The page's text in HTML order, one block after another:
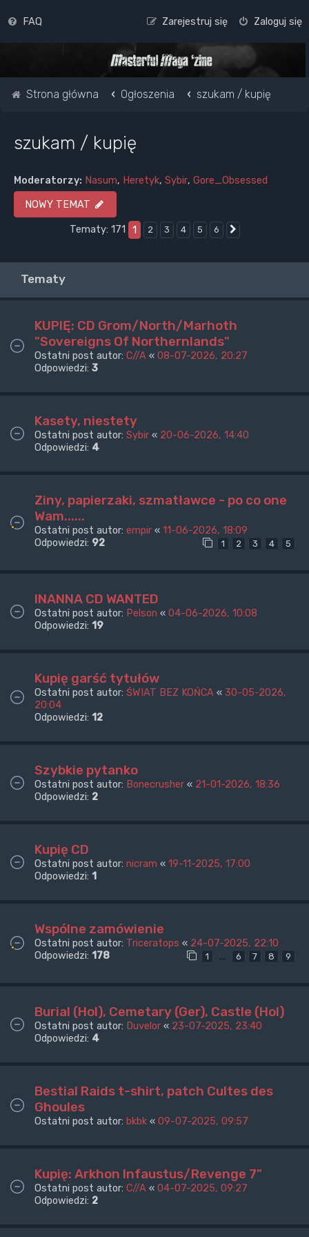
FAQ Zaloguj się
Zarejestruj się
Strona główna Ogłoszenia szukam / kupię
szukam / kupię
Moderatorzy: Nasum, Heretyk, Sybir, Gore_Obsessed
NOWY TEMAT
Tematy: 171
1 2 3 4 5 6
Tematy
KUPIĘ: CD Grom/North/Marhoth
"Sovereigns Of Northernlands"
Ostatni post autor: C//A « 08-07-2026, 20:27
Odpowiedzi: 3
Kasety, niestety
Ostatni post autor: Sybir « 20-06-2026, 14:40
Odpowiedzi: 4
Ziny, papierzaki, szmatławce - po co one
Wam......
Ostatni post autor: empir « 11-06-2026, 18:09
Odpowiedzi: 92 1 2 3 4 5
INANNA CD WANTED
Ostatni post autor: Pelson « 04-06-2026, 10:08
Odpowiedzi: 19
Kupię garść tytułów
Ostatni post autor: ŚWIAT BEZ KOŃCA « 30-05-2026,
20:04
Odpowiedzi: 12
Szybkie pytanko
Ostatni post autor: Bonecrusher « 21-01-2026, 18:36
Odpowiedzi: 2
Kupię CD
Ostatni post autor: nicram « 19-11-2025, 17:00
Odpowiedzi: 1
Wspólne zamówienie
Ostatni post autor: Triceratops « 24-07-2025, 22:10
Odpowiedzi: 178 1 … 6 7 8 9
Burial (Hol), Cemetary (Ger), Castle (Hol)
Ostatni post autor: Duvelor « 23-07-2025, 23:40
Odpowiedzi: 4
Bestial Raids t-shirt, patch Cultes des
Ghoules
Ostatni post autor: bkbk « 09-07-2025, 09:57
Kupię: Arkhon Infaustus/Revenge 7"
Ostatni post autor: C//A « 04-07-2025, 09:27
Odpowiedzi: 2